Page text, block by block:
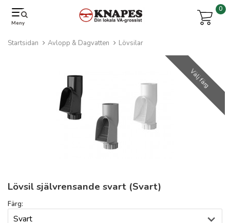
Meny
0
Startsidan Avlopp & Dagvatten Lövsilar
Välj färg
Lövsil självrensande svart (Svart)
Färg: